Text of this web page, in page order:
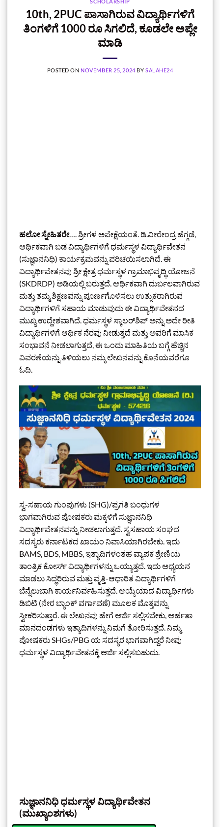
10th, 2PUC ಪಾಸಾಗಿರುವ ವಿದ್ಯಾರ್ಥಿಗಳಿಗೆ
ತಿಂಗಳಿಗೆ 1000 ರೂ ಸಿಗಲಿದೆ, ಕೂಡಲೇ ಅಪ್ಲೇ
ಮಾಡಿ
POSTED ON NOVEMBER 25, 2024 BY SALAHE24
ಹಲೋ ಸ್ನೇಹಿತರೇ…. ಶ್ರೀಗಳ ಅಪೇಕ್ಷೆಯಂತೆ. ಡಿ.ವೀರೇಂದ್ರ ಹೆಗ್ಗಡೆ,
ಆರ್ಥಿಕವಾಗಿ ಬಡ ವಿದ್ಯಾರ್ಥಿಗಳಿಗೆ ಧರ್ಮಸ್ಥಳ ವಿದ್ಯಾರ್ಥಿವೇತನ
(ಸುಜ್ಞಾನನಿಧಿ) ಕಾರ್ಯಕ್ರಮವನ್ನು ಪರಿಚಯಿಸಲಾಗಿದೆ. ಈ
ವಿದ್ಯಾರ್ಥಿವೇತನವು ಶ್ರೀ ಕ್ಷೇತ್ರ ಧರ್ಮಸ್ಥಳ ಗ್ರಾಮಾಭಿವೃದ್ಧಿ ಯೋಜನೆ
(SKDRDP) ಅಡಿಯಲ್ಲಿ ಬರುತ್ತದೆ. ಆರ್ಥಿಕವಾಗಿ ದುರ್ಬಲವಾಗಿರುವ
ಮತ್ತು ತಮ್ಮ ಶಿಕ್ಷಣವನ್ನು ಪೂರ್ಣಗೊಳಿಸಲು ಉತ್ಸುಕರಾಗಿರುವ
ವಿದ್ಯಾರ್ಥಿಗಳಿಗೆ ಸಹಾಯ ಮಾಡುವುದು ಈ ವಿದ್ಯಾರ್ಥಿವೇತನದ
ಮುಖ್ಯ ಉದ್ದೇಶವಾಗಿದೆ. ಧರ್ಮಸ್ಥಳ ಸ್ಕಾಲರ್‌ಶಿಪ್ ಅನ್ನು ಅದೇ ರೀತಿ
ವಿದ್ಯಾರ್ಥಿಗಳಿಗೆ ಆರ್ಥಿಕ ನೆರವು ನೀಡುತ್ತದೆ ಮತ್ತು ಅವರಿಗೆ ಮಾಸಿಕ
ಸಂಭಾವನೆ ನೀಡಲಾಗುತ್ತದೆ, ಈ ಒಂದು ಮಾಹಿತಿಯ ಬಗ್ಗೆ ಹೆಚ್ಚಿನ
ವಿವರಣೆಯನ್ನು ತಿಳಿಯಲು ನಮ್ಮ ಲೇಖನವನ್ನು ಕೊನೆಯವರೆಗೂ
ಓದಿ.
ಸ್ವ-ಸಹಾಯ ಗುಂಪುಗಳು (SHG)/ಪ್ರಗತಿ ಬಂಧುಗಳ
ಭಾಗವಾಗಿರುವ ಪೋಷಕರು ಮಕ್ಕಳಿಗೆ ಸುಜ್ಞಾನನಿಧಿ
ವಿದ್ಯಾರ್ಥಿವೇತನವನ್ನು ನೀಡಲಾಗುತ್ತದೆ. ಸ್ವಸಹಾಯ ಸಂಘದ
ಸದಸ್ಯರು ಕರ್ನಾಟಕದ ಖಾಯಂ ನಿವಾಸಿಯಾಗಿರಬೇಕು. ಇದು
BAMS, BDS, MBBS, ಇತ್ಯಾದಿಗಳಂತಹ ವ್ಯಾಪಕ ಶ್ರೇಣಿಯ
ತಾಂತ್ರಿಕ ಕೋರ್ಸ್ ವಿದ್ಯಾರ್ಥಿಗಳನ್ನು ಒಯ್ಯುತ್ತದೆ. ಇದು ಅಧ್ಯಯನ
ಮಾಡಲು ಸಿದ್ಧರಿರುವ ಮತ್ತು ವೃತ್ತಿ-ಆಧಾರಿತ ವಿದ್ಯಾರ್ಥಿಗಳಿಗೆ
ಬೆನ್ನೆಲುಬಾಗಿ ಕಾರ್ಯನಿರ್ವಹಿಸುತ್ತದೆ. ಆಯ್ಕೆಯಾದ ವಿದ್ಯಾರ್ಥಿಗಳು
ಡಿಬಿಟಿ (ನೇರ ಬ್ಯಾಂಕ್ ವರ್ಗಾವಣೆ) ಮೂಲಕ ಮೊತ್ತವನ್ನು
ಸ್ವೀಕರಿಸುತ್ತಾರೆ. ಈ ಲೇಖನವು ಹೇಗೆ ಅರ್ಜಿ ಸಲ್ಲಿಸಬೇಕು, ಅರ್ಹತಾ
ಮಾನದಂಡಗಳು ಇತ್ಯಾದಿಗಳನ್ನು ನಿಮಗೆ ತೋರಿಸುತ್ತದೆ. ನಿಮ್ಮ
ಪೋಷಕರು SHGs/PBG ಯ ಸದಸ್ಯರ ಭಾಗವಾಗಿದ್ದರೆ ನೀವು
ಧರ್ಮಸ್ಥಳ ವಿದ್ಯಾರ್ಥಿವೇತನಕ್ಕೆ ಅರ್ಜಿ ಸಲ್ಲಿಸಬಹುದು.
ಸುಜ್ಞಾನನಿಧಿ ಧರ್ಮಸ್ಥಳ ವಿದ್ಯಾರ್ಥಿವೇತನ
(ಮುಖ್ಯಾಂಶಗಳು)